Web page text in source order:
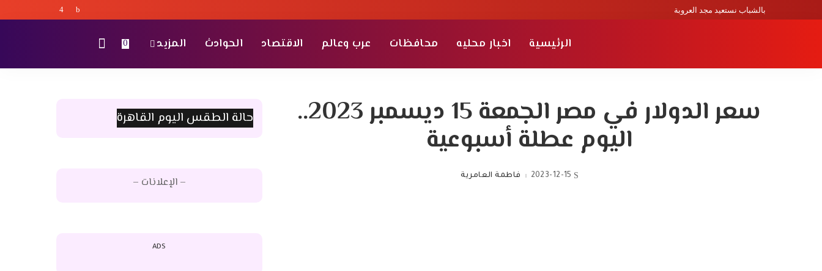
بالشباب نستعيد مجد العروبة
الرئيسية اخبار محليه محافظات عرب وعالم الاقتصاد الحوادث المزيد 0
سعر الدولار في مصر الجمعة 15 ديسمبر 2023..
اليوم عطلة أسبوعية
2023-12-15
Posted
فاطمة العامرية
حالة الطقس اليوم القاهرة
– الإعلانات –
ADS